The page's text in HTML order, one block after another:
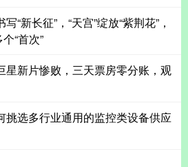
“新长征”，“天宫”绽放“紫荆花”，
“首次”
星新片惨败，三天票房零分账，观
挑选多行业通用的监控类设备供应